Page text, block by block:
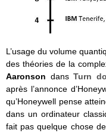
L’usage du volume
des théories de la
Aaronson dans Turn
après l’annonce
qu’Honeywell pense
dans un ordinateur
fait pas quelque chose